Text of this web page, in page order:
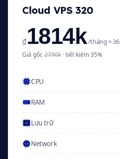
Cloud VPS 320
₫1814k/tháng × 36
Giá gốc2790k · tiết kiệm 35%
CPU
RAM
Lưu trữ
Network